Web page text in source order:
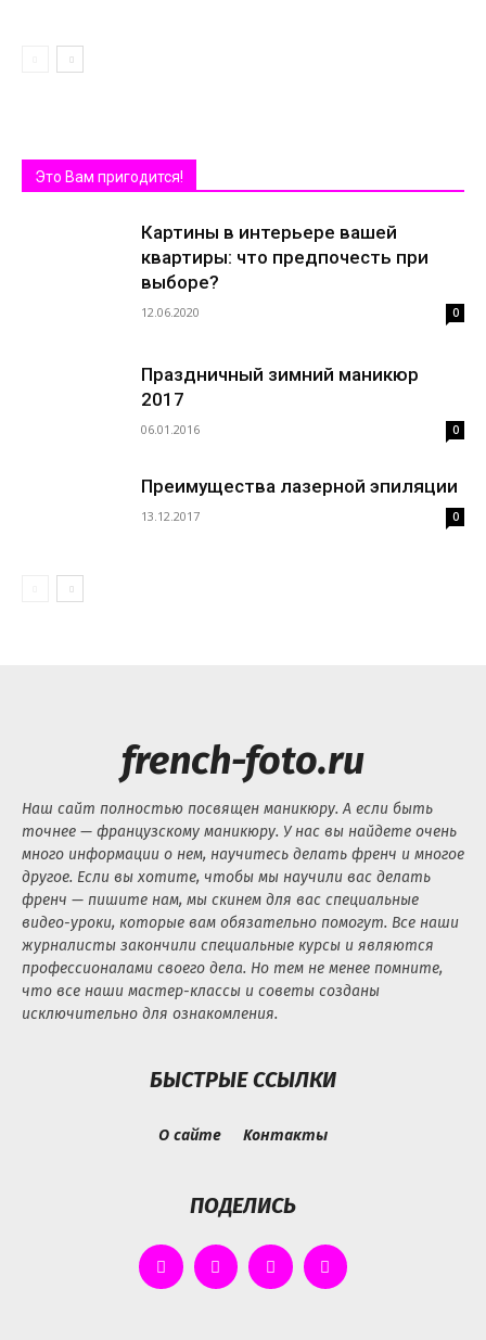
Это Вам пригодится!
Картины в интерьере вашей
квартиры: что предпочесть при
выборе?
12.06.2020 0
Праздничный зимний маникюр
2017
06.01.2016 0
Преимущества лазерной эпиляции
13.12.2017 0
french-foto.ru
Наш сайт полностью посвящен маникюру. А если быть
точнее — французскому маникюру. У нас вы найдете очень
много информации о нем, научитесь делать френч и многое
другое. Если вы хотите, чтобы мы научили вас делать
френч — пишите нам, мы скинем для вас специальные
видео-уроки, которые вам обязательно помогут. Все наши
журналисты закончили специальные курсы и являются
профессионалами своего дела. Но тем не менее помните,
что все наши мастер-классы и советы созданы
исключительно для ознакомления.
БЫСТРЫЕ ССЫЛКИ
О сайте Контакты
ПОДЕЛИСЬ